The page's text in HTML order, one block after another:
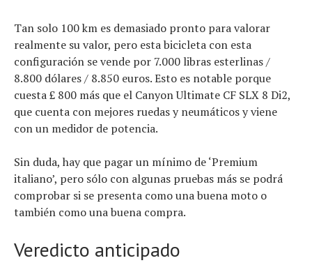
Tan solo 100 km es demasiado pronto para valorar
realmente su valor, pero esta bicicleta con esta
configuración se vende por 7.000 libras esterlinas /
8.800 dólares / 8.850 euros. Esto es notable porque
cuesta £ 800 más que el Canyon Ultimate CF SLX 8 Di2,
que cuenta con mejores ruedas y neumáticos y viene
con un medidor de potencia.
Sin duda, hay que pagar un mínimo de ‘Premium
italiano’, pero sólo con algunas pruebas más se podrá
comprobar si se presenta como una buena moto o
también como una buena compra.
Veredicto anticipado